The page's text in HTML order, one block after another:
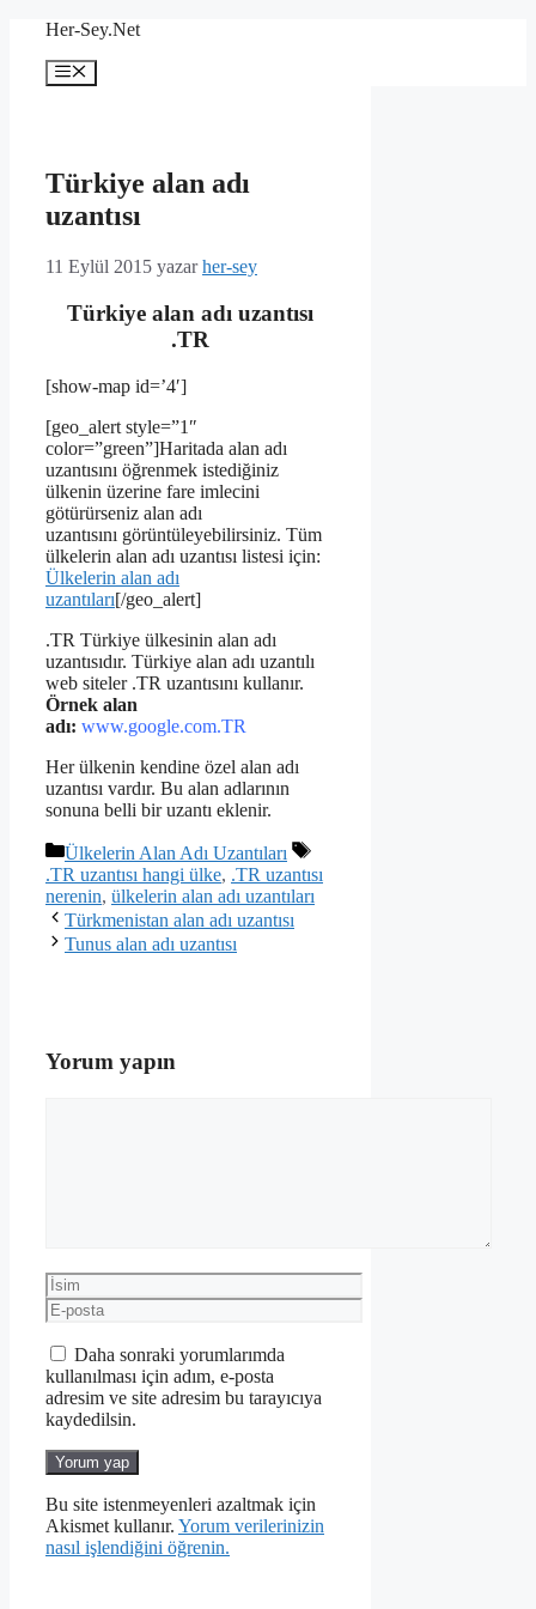
İçeriğeHer-Sey.Net
Menü
Türkiye alan adı
uzantısı
11 Eylül 2015 yazarher-sey
Türkiye alan adı uzantısı
.TR
[show-map id=’4′]
[geo_alert style=”1″
color=”green”]Haritada alan adı
uzantısını öğrenmek istediğiniz
ülkenin üzerine fare imlecini
götürürseniz alan adı
uzantısını görüntüleyebilirsiniz. Tüm
ülkelerin alan adı uzantısı listesi için:
Ülkelerin alan adı
uzantıları[/geo_alert]
.TR Türkiye ülkesinin alan adı
uzantısıdır. Türkiye alan adı uzantılı
web siteler .TR uzantısını kullanır.
Örnek alan
adı: www.google.com.TR
Her ülkenin kendine özel alan adı
uzantısı vardır. Bu alan adlarının
sonuna belli bir uzantı eklenir.
Kategoriler
Ülkelerin Alan Adı Uzantıları
Etiketler
.TR uzantısı hangi ülke, .TR uzantısı
nerenin, ülkelerin alan adı uzantıları
Türkmenistan alan adı uzantısı
Tunus alan adı uzantısı
Yorum yapın
İsim
E-
posta
Daha sonraki yorumlarımda
kullanılması için adım, e-posta
adresim ve site adresim bu tarayıcıya
kaydedilsin.
Bu site istenmeyenleri azaltmak için
Akismet kullanır. Yorum verilerinizin
nasıl işlendiğini öğrenin.